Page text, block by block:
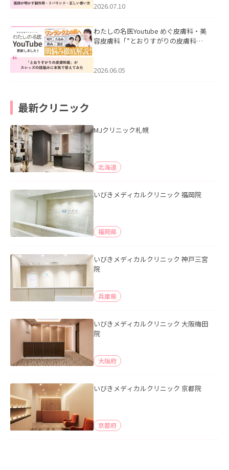
た。
2026.07.10
わたしの名医Youtube めぐ皮膚科・美
容皮膚科「”とおりすがりの皮膚科
2026.06.05
最新クリニック
MJクリニック札幌
北海道
いびきメディカルクリニック 福岡院
福岡県
いびきメディカルクリニック 神戸三宮
院
兵庫県
いびきメディカルクリニック 大阪梅田
院
大阪府
いびきメディカルクリニック 京都院
京都府